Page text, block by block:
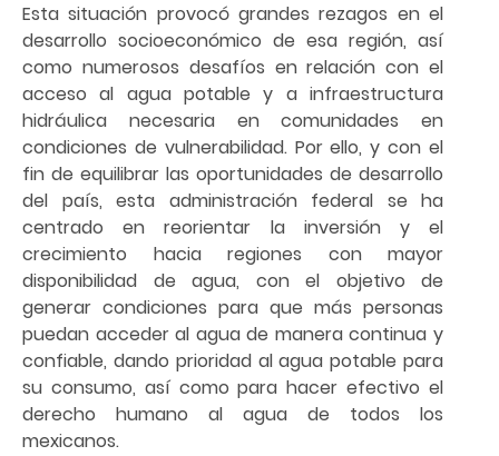
Esta situación provocó grandes rezagos en el
desarrollo socioeconómico de esa región, así
como numerosos desafíos en relación con el
acceso al agua potable y a infraestructura
hidráulica necesaria en comunidades en
condiciones de vulnerabilidad. Por ello, y con el
fin de equilibrar las oportunidades de desarrollo
del país, esta administración federal se ha
centrado en reorientar la inversión y el
crecimiento hacia regiones con mayor
disponibilidad de agua, con el objetivo de
generar condiciones para que más personas
puedan acceder al agua de manera continua y
confiable, dando prioridad al agua potable para
su consumo, así como para hacer efectivo el
derecho humano al agua de todos los
mexicanos.